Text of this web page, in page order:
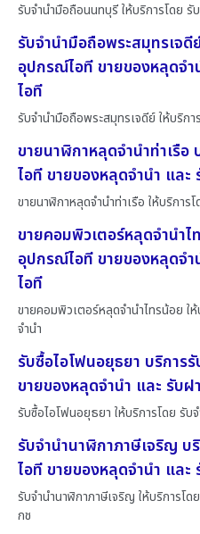
รับจำนำมือถือนนทบุรี ให้บริการโดย
รับจำนำมือถือพระสมุทรเจ
อุปกรณ์ไอที ขายของหลุดจ
ไอที
รับจำนำมือถือพระสมุทรเจดีย์ ให้บริก
ขายนาฬิกาหลุดจำนำท่าเรื
ไอที ขายของหลุดจำนำ แล
ขายนาฬิกาหลุดจำนำท่าเรือ ให้บริกา
ขายคอมพิวเตอร์หลุดจำนำ
อุปกรณ์ไอที ขายของหลุดจ
ไอที
ขายคอมพิวเตอร์หลุดจำนำไทรน้อย ใ
จำนำ
รับซื้อไอโฟนอยุธยา บริการ
ขายของหลุดจำนำ และ รับ
รับซื้อไอโฟนอยุธยา ให้บริการโดย รั
รับจำนำนาฬิกาภาษีเจริญ
ไอที ขายของหลุดจำนำ แล
รับจำนำนาฬิกาภาษีเจริญ ให้บริการโ
กช